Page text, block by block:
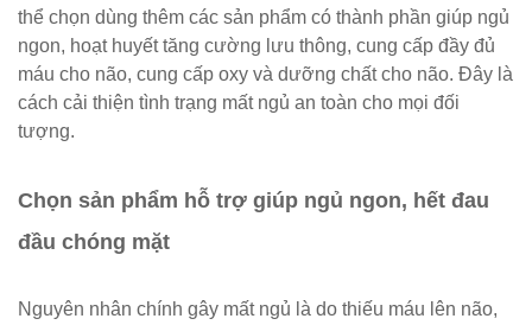
thể chọn dùng thêm các sản phẩm có thành phần giúp ngủ
ngon, hoạt huyết tăng cường lưu thông, cung cấp đầy đủ
máu cho não, cung cấp oxy và dưỡng chất cho não. Đây là
cách cải thiện tình trạng mất ngủ an toàn cho mọi đối
tượng.
Chọn sản phẩm hỗ trợ giúp ngủ ngon, hết đau
đầu chóng mặt
Nguyên nhân chính gây mất ngủ là do thiếu máu lên não,